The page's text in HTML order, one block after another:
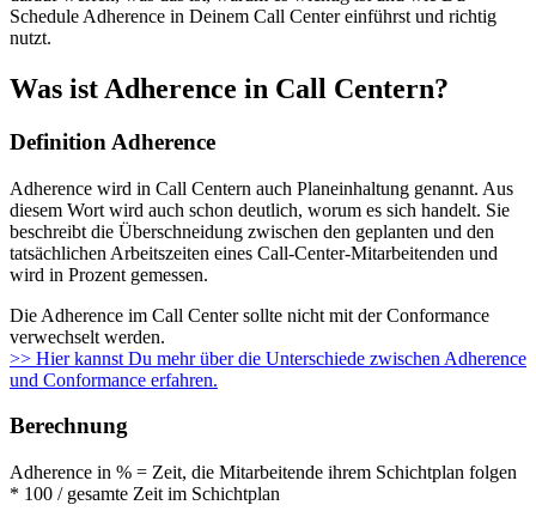
Schedule Adherence in Deinem Call Center einführst und richtig
nutzt.
Was ist Adherence in Call Centern?
Definition Adherence
Adherence wird in Call Centern auch Planeinhaltung genannt. Aus
diesem Wort wird auch schon deutlich, worum es sich handelt. Sie
beschreibt die Überschneidung zwischen den geplanten und den
tatsächlichen Arbeitszeiten eines Call-Center-Mitarbeitenden und
wird in Prozent gemessen.
Die Adherence im Call Center sollte nicht mit der Conformance
verwechselt werden.
>> Hier kannst Du mehr über die Unterschiede zwischen Adherence
und Conformance erfahren.
Berechnung
Adherence in % = Zeit, die Mitarbeitende ihrem Schichtplan folgen
* 100 / gesamte Zeit im Schichtplan